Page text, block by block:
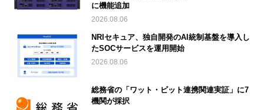
に機能追加
2026.08.06
NRIセキュア、独自開発のAI統制基盤を導入し
たSOCサービスを運用開始
2026.08.06
総務省の「ワット・ビット連携関連実証」に7
機関が採択